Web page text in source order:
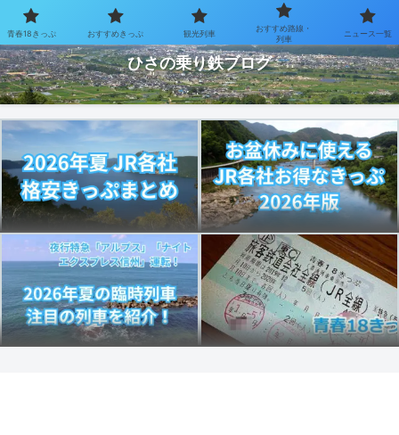
お得なきっぷで乗り鉄を楽しむブログ
ひさの乗り鉄ブログ
青春18きっぷ おすすめきっぷ 観光列車
おすすめ路線・
列車
ニュース一覧